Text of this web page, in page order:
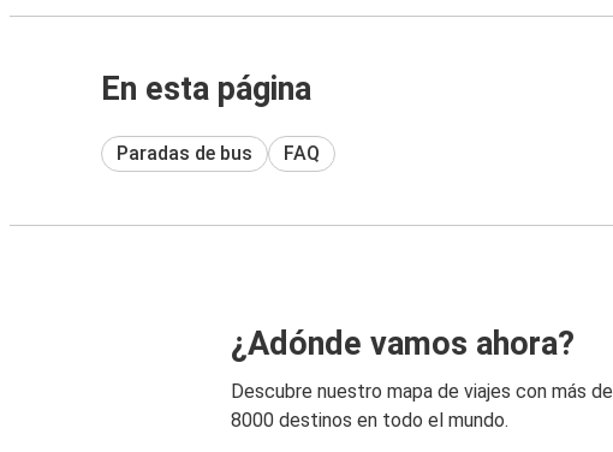
En esta página
Paradas de bus FAQ
¿Adónde vamos ahora?
Descubre nuestro mapa de viajes con más de
8000 destinos en todo el mundo.